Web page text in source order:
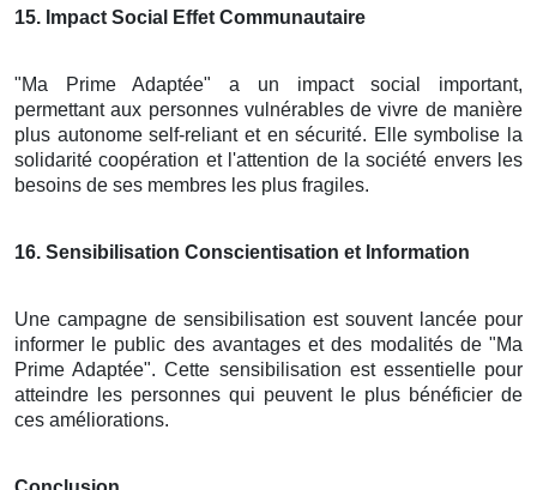
15. Impact Social Effet Communautaire
"Ma Prime Adaptée" a un impact social important,
permettant aux personnes vulnérables de vivre de manière
plus autonome self-reliant et en sécurité. Elle symbolise la
solidarité coopération et l'attention de la société envers les
besoins de ses membres les plus fragiles.
16. Sensibilisation Conscientisation et Information
Une campagne de sensibilisation est souvent lancée pour
informer le public des avantages et des modalités de "Ma
Prime Adaptée". Cette sensibilisation est essentielle pour
atteindre les personnes qui peuvent le plus bénéficier de
ces améliorations.